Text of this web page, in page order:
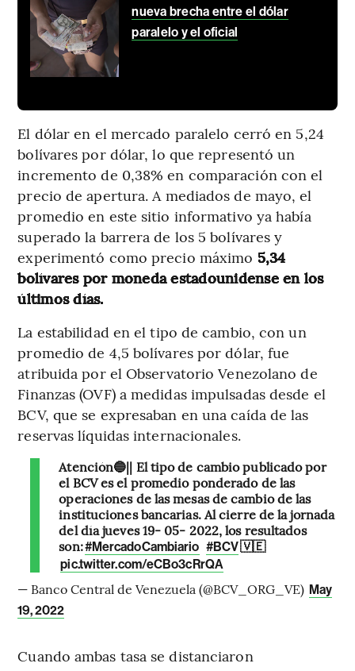
nueva brecha entre el dólar
paralelo y el oficial
El dólar en el mercado paralelo cerró en 5,24
bolívares por dólar, lo que representó un
incremento de 0,38% en comparación con el
precio de apertura. A mediados de mayo, el
promedio en este sitio informativo ya había
superado la barrera de los 5 bolívares y
experimentó como precio máximo 5,34
bolívares por moneda estadounidense en los
últimos días.
La estabilidad en el tipo de cambio, con un
promedio de 4,5 bolívares por dólar, fue
atribuida por el Observatorio Venezolano de
Finanzas (OVF) a medidas impulsadas desde el
BCV, que se expresaban en una caída de las
reservas líquidas internacionales.
Atención🔵|| El tipo de cambio publicado por
el BCV es el promedio ponderado de las
operaciones de las mesas de cambio de las
instituciones bancarias. Al cierre de la jornada
del día jueves 19- 05- 2022, los resultados
son:#MercadoCambiario #BCV🇻🇪
pic.twitter.com/eCBo3cRrQA
— Banco Central de Venezuela (@BCV_ORG_VE) May
19, 2022
Cuando ambas tasa se distanciaron